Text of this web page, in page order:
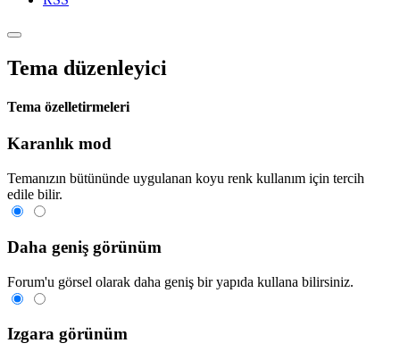
Tema düzenleyici
Tema özelletirmeleri
Karanlık mod
Temanızın bütününde uygulanan koyu renk kullanım için tercih
edile bilir.
Daha geniş görünüm
Forum'u görsel olarak daha geniş bir yapıda kullana bilirsiniz.
Izgara görünüm